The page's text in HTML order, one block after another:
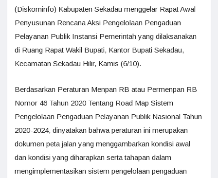
(Diskominfo) Kabupaten Sekadau menggelar Rapat Awal
Penyusunan Rencana Aksi Pengelolaan Pengaduan
Pelayanan Publik Instansi Pemerintah yang dilaksanakan
di Ruang Rapat Wakil Bupati, Kantor Bupati Sekadau,
Kecamatan Sekadau Hilir, Kamis (6/10).
Berdasarkan Peraturan Menpan RB atau Permenpan RB
Nomor 46 Tahun 2020 Tentang Road Map Sistem
Pengelolaan Pengaduan Pelayanan Publik Nasional Tahun
2020-2024, dinyatakan bahwa peraturan ini merupakan
dokumen peta jalan yang menggambarkan kondisi awal
dan kondisi yang diharapkan serta tahapan dalam
mengimplementasikan sistem pengelolaan pengaduan